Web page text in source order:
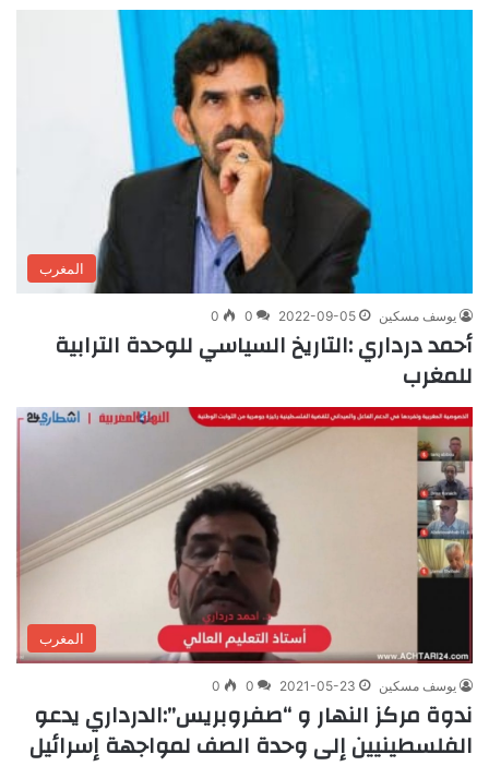
المغرب
يوسف مسكين 2022-09-05
0
0
أحمد درداري :التاريخ السياسي للوحدة الترابية
للمغرب
المغرب
يوسف مسكين 2021-05-23
0
0
ندوة مركز النهار و “صفروبريس”:الدرداري يدعو
الفلسطينيين إلى وحدة الصف لمواجهة إسرائيل